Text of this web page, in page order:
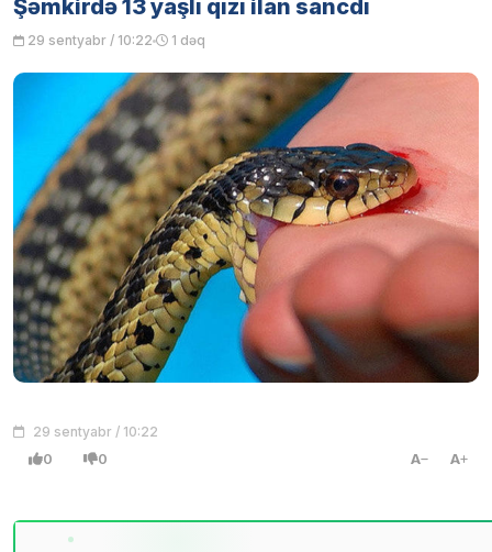
Şəmkirdə 13 yaşlı qızı ilan sancdı
29 sentyabr / 10:22 1 dəq
29 sentyabr / 10:22
0 0 A A